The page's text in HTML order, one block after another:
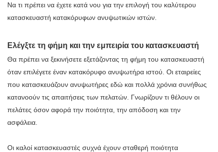
Να τι πρέπει να έχετε κατά νου για την επιλογή του καλύτερου
κατασκευαστή κατακόρυφων ανυψωτικών ιστών.
Ελέγξτε τη φήμη και την εμπειρία του κατασκευαστή
Θα πρέπει να ξεκινήσετε εξετάζοντας τη φήμη του κατασκευαστή
όταν επιλέγετε έναν κατακόρυφο ανυψωτήρα ιστού. Οι εταιρείες
που κατασκευάζουν ανυψωτήρες εδώ και πολλά χρόνια συνήθως
κατανοούν τις απαιτήσεις των πελατών. Γνωρίζουν τι θέλουν οι
πελάτες όσον αφορά την ποιότητα, την απόδοση και την
ασφάλεια.
Οι καλοί κατασκευαστές συχνά έχουν σταθερή ποιότητα